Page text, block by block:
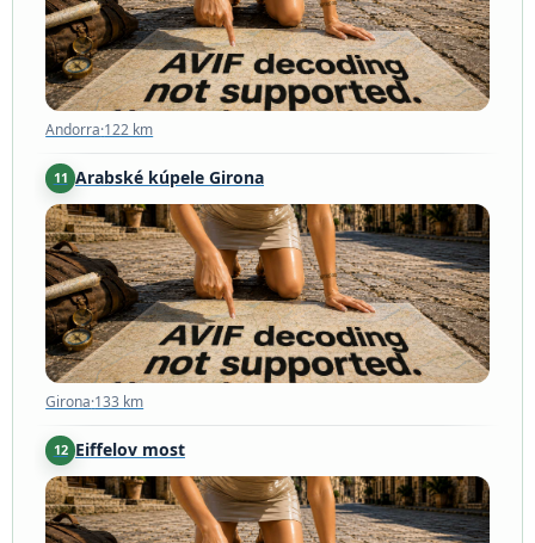
Andorra·122 km
11 Arabské kúpele Girona
Girona·133 km
Girona·133 km
12 Eiffelov most
Girona·133 km